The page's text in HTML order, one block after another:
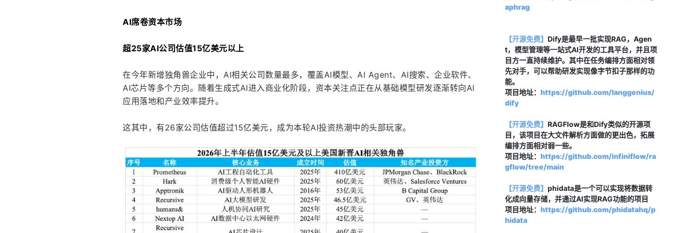
AI席卷资本市场
超25家AI公司估值15亿美元以上
在今年新增独角兽企业中，AI相关公司数量最多，覆盖AI模型、AI Agent、AI搜索、企业软件、
AI芯片等多个方向。随着生成式AI进入商业化阶段，资本关注点正在从基础模型研发逐渐转向AI
应用落地和产业效率提升。
这其中，有26家公司估值超过15亿美元，成为本轮AI投资热潮中的头部玩家。
aphrag
【开源免费】 Dify是最早一批实现RAG，Agen
t，模型管理等一站式AI开发的工具平台，并且项
目方一直持续维护。其中在任务编排方面相对领
先对手，可以帮助研发实现像字节扣子那样的功
能。
项目地址： https://github.com/langgenius/
dify
【开源免费】 RAGFlow是和Dify类似的开源项
目，该项目在大文件解析方面做的更出色，拓展
编排方面相对弱一些。
项目地址： https://github.com/infiniflow/ra
gflow/tree/main
【开源免费】 phidata是一个可以实现将数据转
化成向量存储，并通过AI实现RAG功能的项目
项目地址： https://github.com/phidatahq/p
hidata